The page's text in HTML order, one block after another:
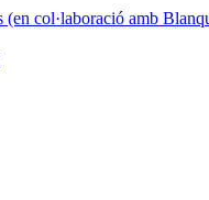
col·laboració amb